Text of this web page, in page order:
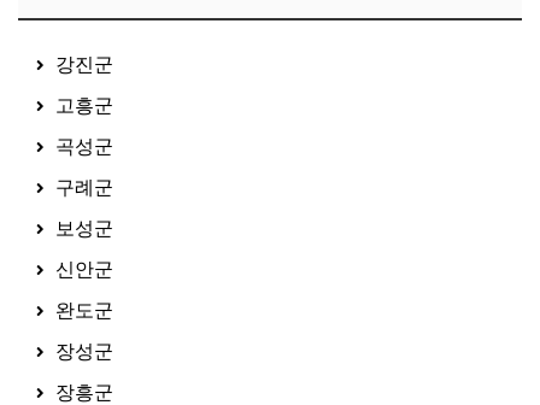
강진군
고흥군
곡성군
구례군
보성군
신안군
완도군
장성군
장흥군